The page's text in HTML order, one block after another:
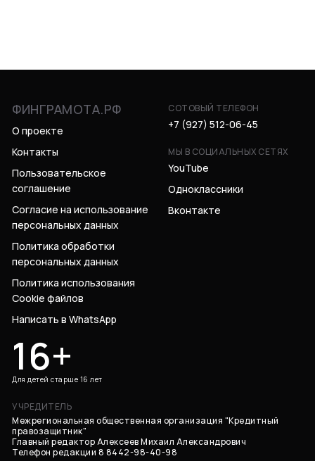
ФИНГРАМОТА.РФ
О проекте
Контакты
Пользовательское
соглашение
Согласие на использование
персональных данных
Политика обработки
персональных данных
Политика использования
Cookie файлов
Написать в WhatsApp
16+
Для детей старше 16 лет
СОТОВЫЙ ТЕЛЕФОН
+7 (927) 512-06-45
МЫ В СОЦИАЛЬНЫХ СЕТЯХ
YouTube
Одноклассники
Вконтакте
УЧРЕДИТЕЛЬ
Межрегиональная общественная организация "Кредитный
правозащитник"
Главный редактор Алексеев Михаил Александрович
Телефон редакции 8 8442-98-40-98